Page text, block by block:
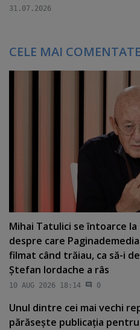
31.07.2026
CELE MAI COMENTATE
Mihai Tatulici se întoarce
despre care
filmat când trăiau, ca să-i
Ştefan Iordache a râs
10 AUG 2026 18:14 0
Unul dintre cei mai vechi
părăseşte publicaţia